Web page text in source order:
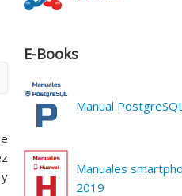
E-Books
Manual
Manuales
2019